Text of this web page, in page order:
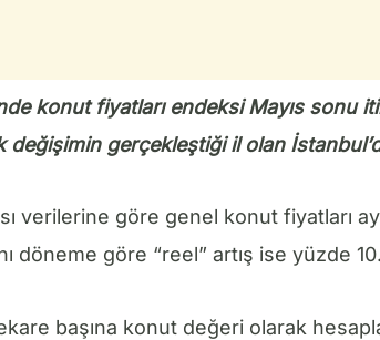
konut fiyatları endeksi Mayıs sonu
değişimin gerçekleştiği il olan
verilerine göre genel konut fiyatları
döneme göre “reel” artış ise yüzde
başına konut değeri olarak